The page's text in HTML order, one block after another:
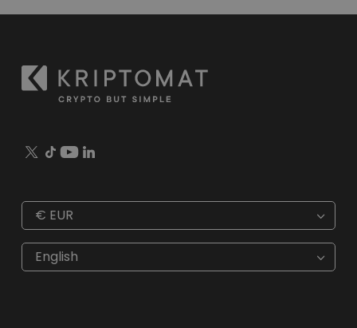
€ EUR
€ EUR
$ USD
fr. CHF
English